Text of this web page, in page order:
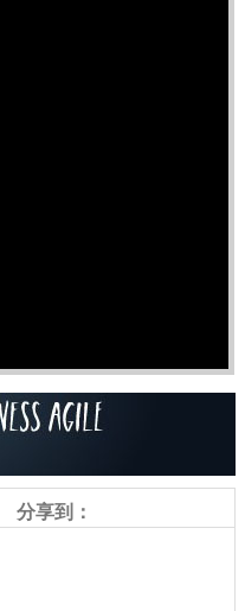
分享到：